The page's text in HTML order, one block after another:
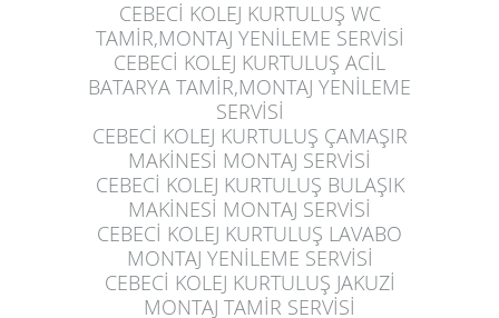
CEBECİ KOLEJ KURTULUŞ WC
TAMİR,MONTAJ YENİLEME SERVİSİ
CEBECİ KOLEJ KURTULUŞ ACİL
BATARYA TAMİR,MONTAJ YENİLEME
SERVİSİ
CEBECİ KOLEJ KURTULUŞ ÇAMAŞIR
MAKİNESİ MONTAJ SERVİSİ
CEBECİ KOLEJ KURTULUŞ BULAŞIK
MAKİNESİ MONTAJ SERVİSİ
CEBECİ KOLEJ KURTULUŞ LAVABO
MONTAJ YENİLEME SERVİSİ
CEBECİ KOLEJ KURTULUŞ JAKUZİ
MONTAJ TAMİR SERVİSİ